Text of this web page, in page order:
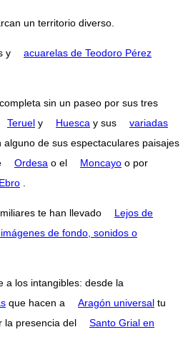
un territorio diverso.
y
acuarelas de Teodoro Pérez
sin un paseo por sus tres
Teruel y Huesca y sus
variadas
alguno de sus espectaculares paisajes
Ordesa o el Moncayo o por
Ebro .
te han llevado
Lejos de
de fondo, sonidos o
a los intangibles: desde la
que hacen a Aragón universal tu
la presencia del
Santo Grial en